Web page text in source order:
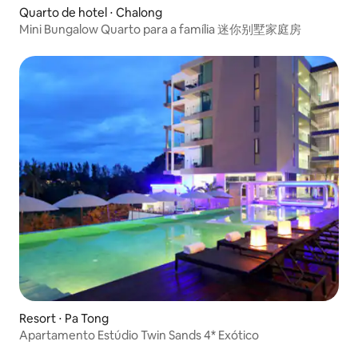
Quarto de hotel ⋅ Chalong
Mini Bungalow Quarto para a família 迷你别墅家庭房
Resort ⋅ Pa Tong
Apartamento Estúdio Twin Sands 4* Exótico